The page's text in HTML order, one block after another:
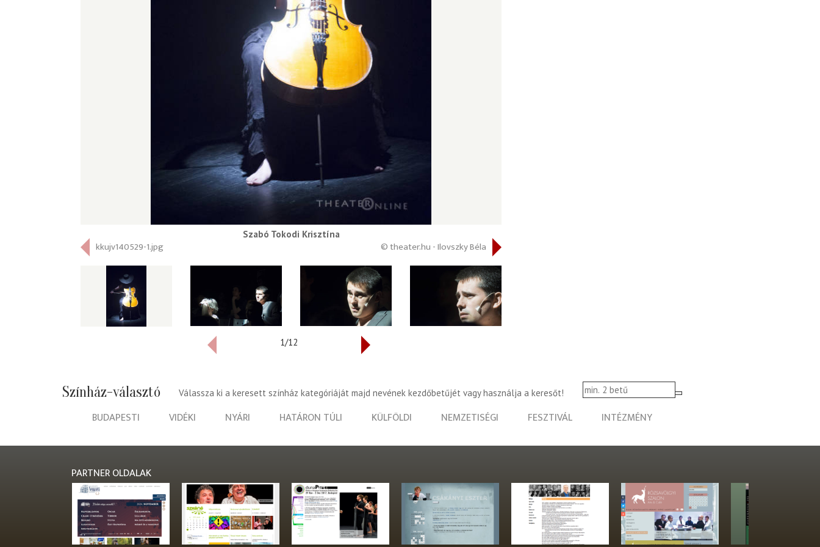
Szabó Tokodi Krisztína
© theater.hu - Ilovszky Béla
kkujv140529-1.jpg
1/12
Színház-választó Válassza ki a keresett színház kategóriáját majd nevének kezdőbetűjét vagy használja a keresőt!
BUDAPESTI VIDÉKI NYÁRI HATÁRON TÚLI KÜLFÖLDI NEMZETISÉGI FESZTIVÁL INTÉZMÉNY
PARTNER OLDALAK